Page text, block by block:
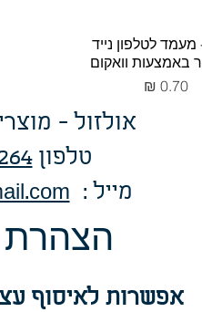
לטלפון נייד
באמצעות וואקום
מחיר
אולזול -
טלפו ן
: מייל
הצהרת
אפשרות לאיסוף